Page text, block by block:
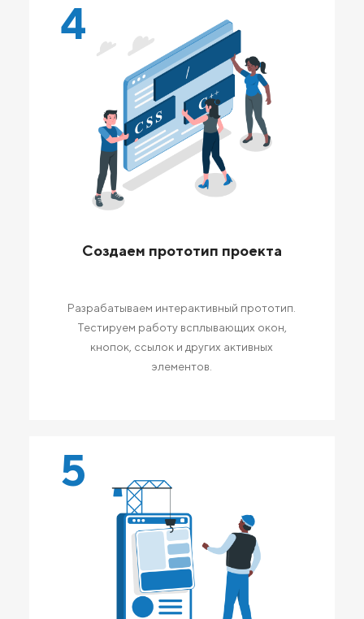
4
Создаем прототип проекта
Разрабатываем интерактивный прототип.
Тестируем работу всплывающих окон,
кнопок, ссылок и других активных
элементов.
5